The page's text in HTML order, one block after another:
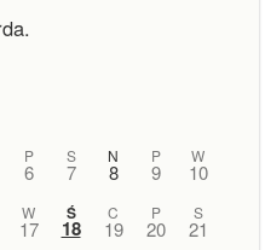
P
6
S
7
N
8
P
9
W
10
W
17
Ś
18
C
19
P
20
S
21